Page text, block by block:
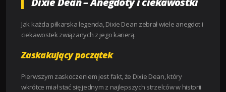
Jak każda piłkarska legenda, Dixie Dean zebrał wiele anegdot i
ciekawostek związanych z jego karierą.
Zaskakujący początek
Pierwszym zaskoczeniem jest fakt, że Dixie Dean, który
wkrótce miał stać się jednym z najlepszych strzelców w historii